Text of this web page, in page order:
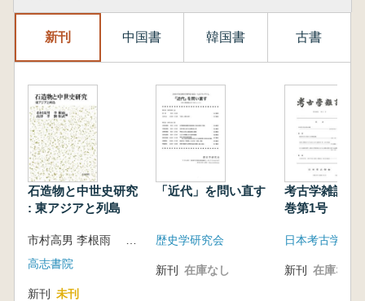
新刊 中国書 韓国書 古書
石造物と中世史研究
: 東アジアと列島
高志書院
新刊 未刊
「近代」を問い直す
歴史学研究会
新刊 在庫なし
考古学雑誌
巻第1号
日本考古学会
新刊 在庫なし